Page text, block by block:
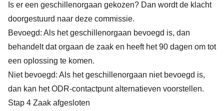
Is er een geschillenorgaan gekozen? Dan wordt de klacht
doorgestuurd naar deze commissie.
Bevoegd: Als het geschillenorgaan bevoegd is, dan
behandelt dat orgaan de zaak en heeft het 90 dagen om tot
een oplossing te komen.
Niet bevoegd: Als het geschillenorgaan niet bevoegd is,
dan kan het ODR-contactpunt alternatieven voorstellen.
Stap 4 Zaak afgesloten